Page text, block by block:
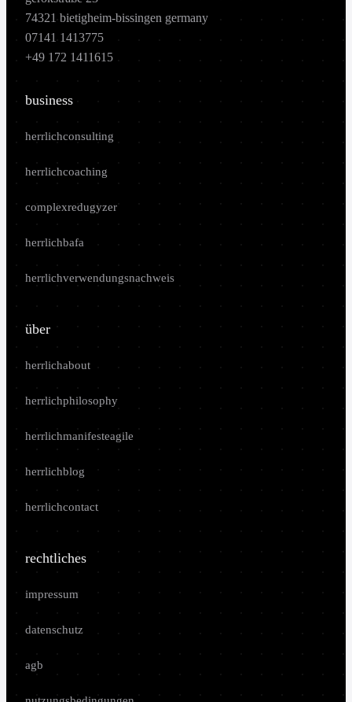
74321 bietigheim-bissingen germany
07141 1413775
+49 172 1411615
business
herrlichconsulting
herrlichcoaching
complexredugyzer
herrlichbafa
herrlichverwendungsnachweis
über
herrlichabout
herrlichphilosophy
herrlichmanifesteagile
herrlichblog
herrlichcontact
rechtliches
impressum
datenschutz
agb